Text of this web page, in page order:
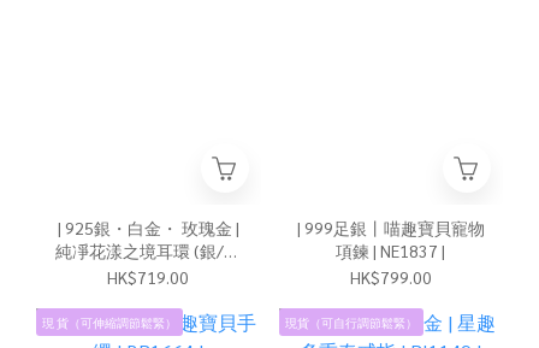
| 925銀・白金・ 玫瑰金 |
純凈花漾之境耳環 (銀/玫
瑰金) | EA1192 |
HK$719.00
| 999足銀丨喵趣寶貝寵物
項鍊 | NE1837 |
HK$799.00
現 貨（可伸縮調節鬆緊） 現貨（可自行調節鬆緊）